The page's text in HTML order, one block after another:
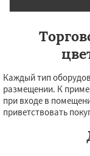
Каждый тип
размещении. К
при входе в
приветствовать